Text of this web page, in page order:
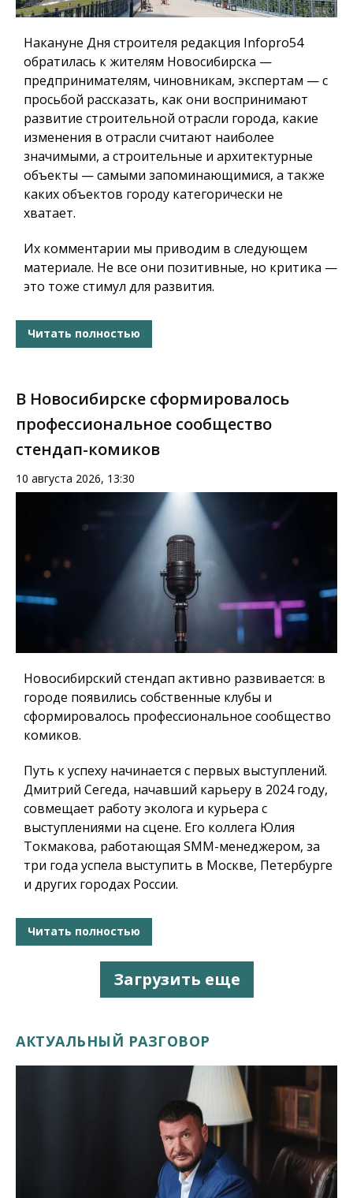
Накануне Дня строителя редакция Infopro54
обратилась к жителям Новосибирска —
предпринимателям, чиновникам, экспертам — с
просьбой рассказать, как они воспринимают
развитие строительной отрасли города, какие
изменения в отрасли считают наиболее
значимыми, а строительные и архитектурные
объекты — самыми запоминающимися, а также
каких объектов городу категорически не
хватает.
Их комментарии мы приводим в следующем
материале. Не все они позитивные, но критика —
это тоже стимул для развития.
Читать полностью
В Новосибирске сформировалось
профессиональное сообщество
стендап-комиков
10 августа 2026, 13:30
Новосибирский стендап активно развивается: в
городе появились собственные клубы и
сформировалось профессиональное сообщество
комиков.
Путь к успеху начинается с первых выступлений.
Дмитрий Сегеда, начавший карьеру в 2024 году,
совмещает работу эколога и курьера с
выступлениями на сцене. Его коллега Юлия
Токмакова, работающая SMM-менеджером, за
три года успела выступить в Москве, Петербурге
и других городах России.
Читать полностью
Загрузить еще
АКТУАЛЬНЫЙ РАЗГОВОР